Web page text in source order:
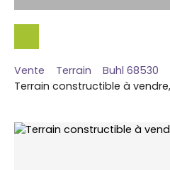
Vente Terrain
Buhl 68530
Terrain constructible à vendre,